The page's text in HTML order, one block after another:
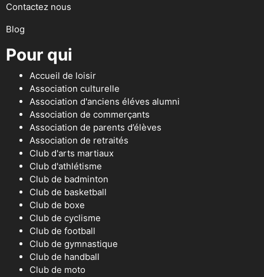
Contactez nous
Blog
Pour qui
Accueil de loisir
Association culturelle
Association d'anciens éléves alumni
Association de commerçants
Association de parents d’élèves
Association de retraités
Club d'arts martiaux
Club d'athlétisme
Club de badminton
Club de basketball
Club de boxe
Club de cyclisme
Club de football
Club de gymnastique
Club de handball
Club de moto